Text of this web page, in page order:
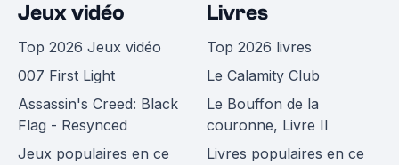
Jeux vidéo
Top 2026 Jeux vidéo
007 First Light
Assassin's Creed: Black
Flag - Resynced
Jeux populaires en ce
Livres
Top 2026 livres
Le Calamity Club
Le Bouffon de la
couronne, Livre II
Livres populaires en ce